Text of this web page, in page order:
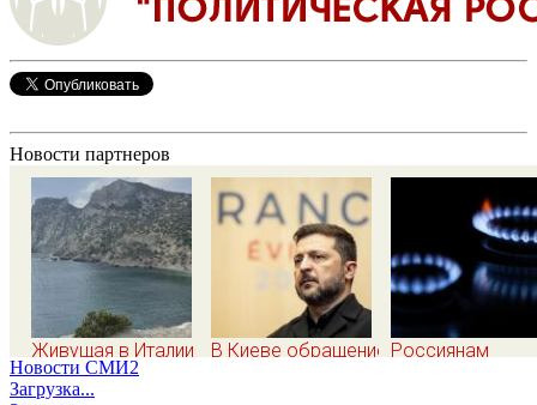
Новости партнеров
Живущая в Италии
русская сравнила
В Киеве обращение Россиянам
Новости СМИ2
Загрузка...